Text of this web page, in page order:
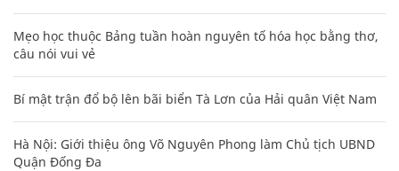
Mẹo học thuộc Bảng tuần hoàn nguyên tố hóa học bằng thơ,
câu nói vui vẻ
Bí mật trận đổ bộ lên bãi biển Tà Lơn của Hải quân Việt Nam
Hà Nội: Giới thiệu ông Võ Nguyên Phong làm Chủ tịch UBND
Quận Đống Đa